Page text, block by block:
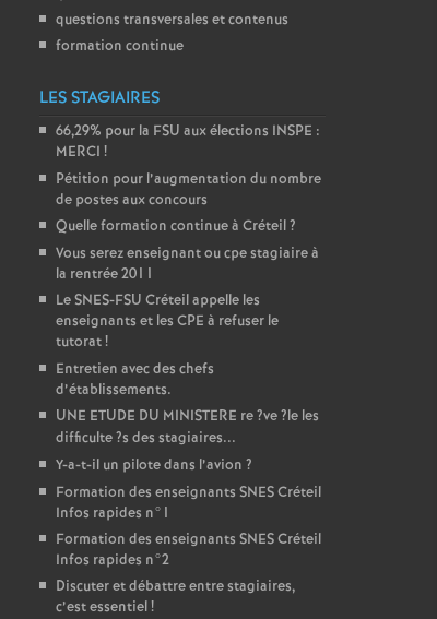
questions transversales et contenus
formation continue
LES STAGIAIRES
66,29% pour la FSU aux élections INSPE :
MERCI !
Pétition pour l’augmentation du nombre
de postes aux concours
Quelle formation continue à Créteil?
Vous serez enseignant ou cpe stagiaire à
la rentrée 2011
LeSNES-FSU Créteil appelle les
enseignants et les CPE à refuser le
tutorat!
Entretien avec des chefs
d’établissements.
UNE ETUDE DU MINISTERE re?ve?le les
difficulte?s des stagiaires...
Y-a-t-il un pilote dans l’avion ?
Formation des enseignants SNESCréteil
Infos rapides n°1
Formation des enseignants SNESCréteil
Infos rapides n°2
Discuter et débattre entre stagiaires,
c’est essentiel!